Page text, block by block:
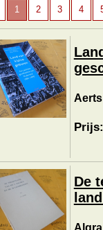
1 2 3 4
De